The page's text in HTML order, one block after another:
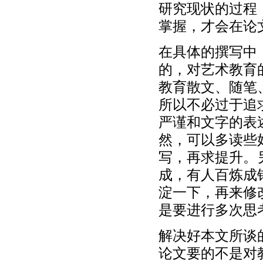
研究现状的过程
掌握，才会在论
在具体的撰写中
的，对艺术教育
教育散文、随笔
所以不必过于
严谨和文字的
然，可以多读些
写，再求提升。
成，有人百炼
淀一下，再来修
是要进行多次思
解决好本文所谈
论文要的不是对